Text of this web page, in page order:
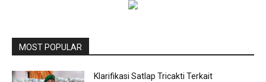
MOST POPULAR
Klarifikasi Satlap Tricakti Terkait